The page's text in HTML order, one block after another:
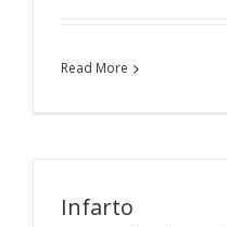
Read More
Infarto